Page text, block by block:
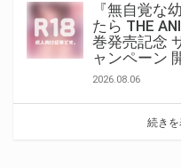
『無自覚な
たら THE
巻発売記念
ャンペーン
2026.08.06
続き